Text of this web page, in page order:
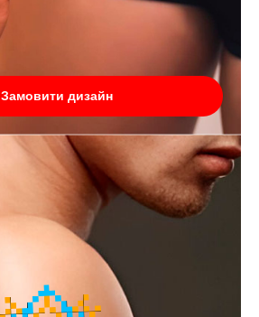
Замовити дизайн